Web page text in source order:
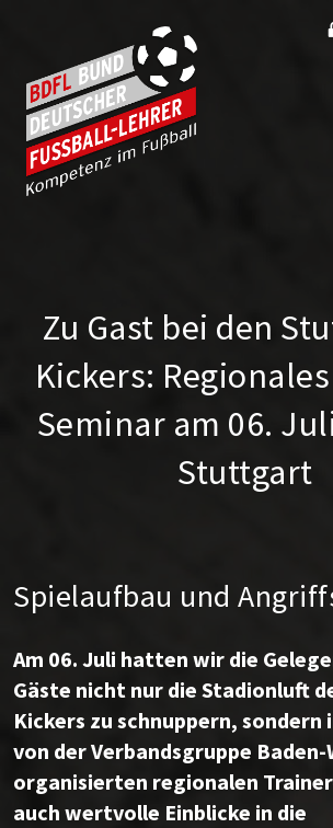
Zu Gast bei den
Kickers:
Seminar am 06.
Stuttgart
Spielaufbau und
Am 06. Juli hatten wir die
Gäste nicht nur die Stadionluft
Kickers zu schnuppern, sondern
von der Verbandsgruppe
organisierten regionalen
auch wertvolle Einblicke in die